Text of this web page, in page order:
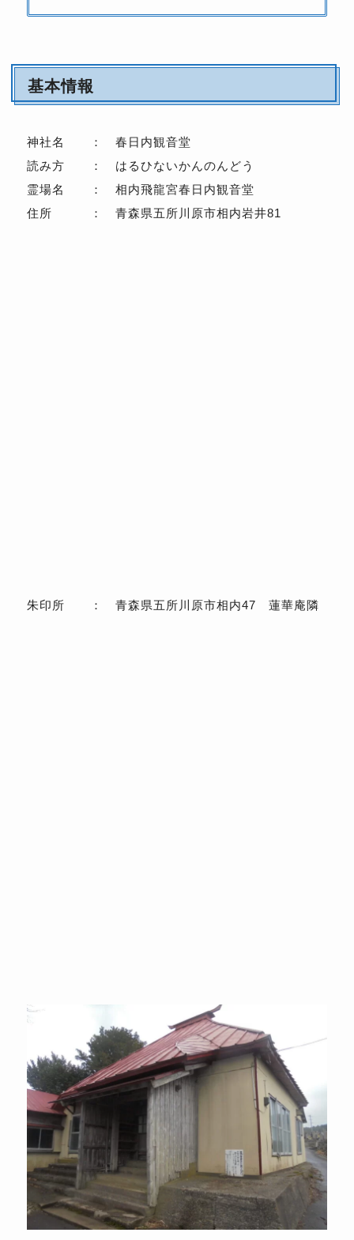
基本情報
神社名 ： 春日内観音堂
読み方 ： はるひないかんのんどう
霊場名 ： 相内飛龍宮春日内観音堂
住所 ： 青森県五所川原市相内岩井81
朱印所 ： 青森県五所川原市相内47 蓮華庵隣